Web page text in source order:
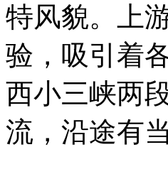
特风貌。上
验，吸引着
西小三峡两
流，沿途有